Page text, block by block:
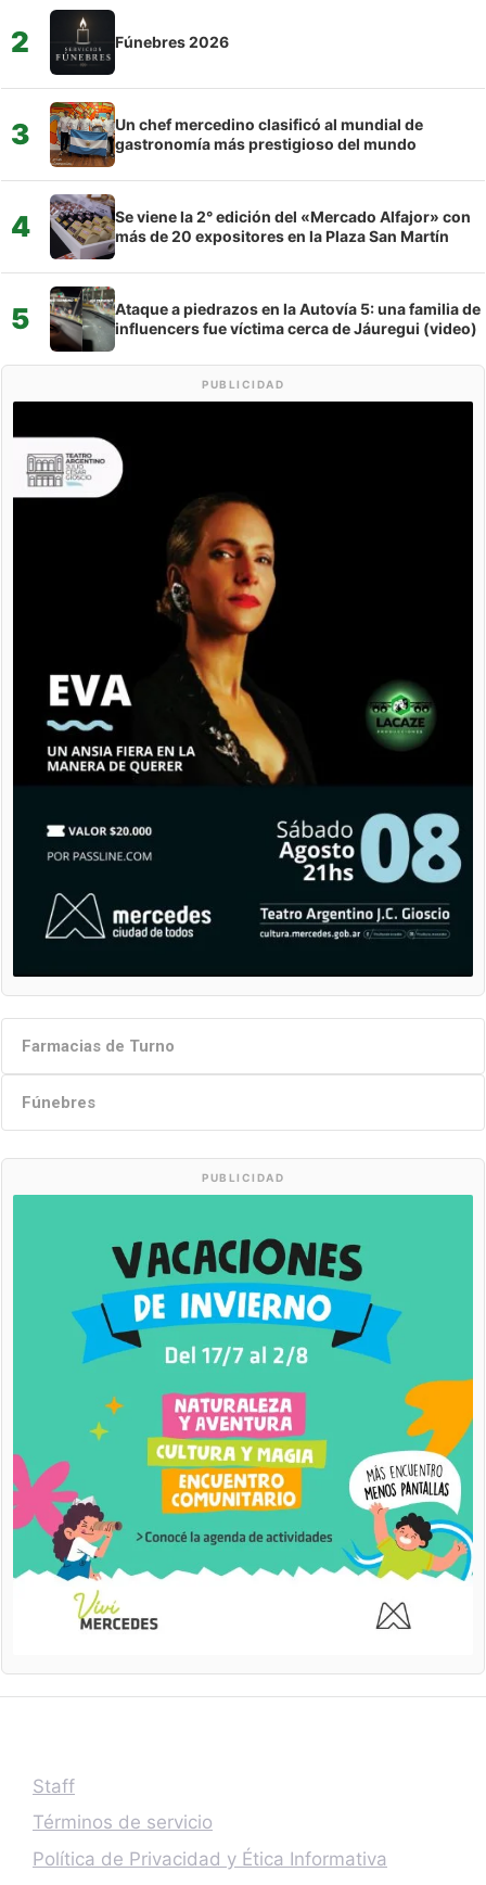
2 Fúnebres 2026
3
Un chef mercedino clasificó al mundial de
gastronomía más prestigioso del mundo
4
Se viene la 2° edición del «Mercado Alfajor» con
más de 20 expositores en la Plaza San Martín
5
Ataque a piedrazos en la Autovía 5: una familia de
influencers fue víctima cerca de Jáuregui (video)
PUBLICIDAD
Farmacias de Turno
Fúnebres
PUBLICIDAD
Staff
Términos de servicio
Política de Privacidad y Ética Informativa